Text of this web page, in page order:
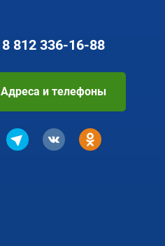
8 812 336-16-88
Адреса и телефоны